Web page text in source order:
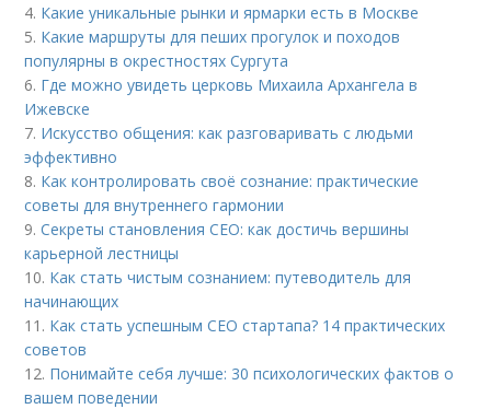
4. Какие уникальные рынки и ярмарки есть в Москве
5. Какие маршруты для пеших прогулок и походов
популярны в окрестностях Сургута
6. Где можно увидеть церковь Михаила Архангела в
Ижевске
7. Искусство общения: как разговаривать с людьми
эффективно
8. Как контролировать своё сознание: практические
советы для внутреннего гармонии
9.Секреты становления CEO: как достичь вершины
карьерной лестницы
10. Как стать чистым сознанием: путеводитель для
начинающих
11. Как стать успешным СЕО стартапа? 14 практических
советов
12. Понимайте себя лучше: 30 психологических фактов о
вашем поведении